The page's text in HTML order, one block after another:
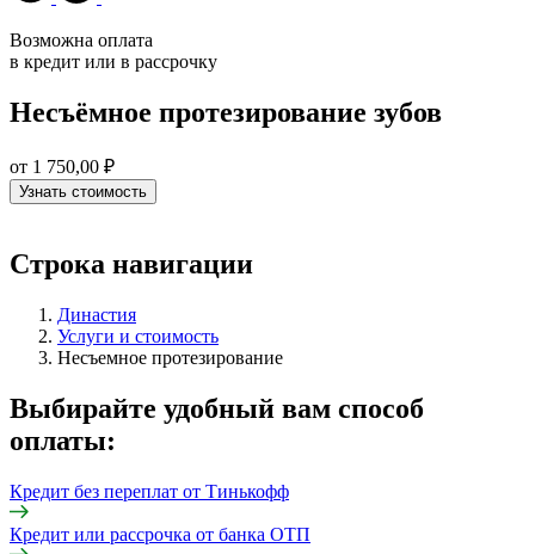
Возможна оплата
в кредит или в рассрочку
Несъёмное протезирование зубов
от 1 750,00 ₽
Узнать стоимость
Строка навигации
Династия
Услуги и стоимость
Несъемное протезирование
Выбирайте удобный вам способ
оплаты:
Кредит без переплат от Тинькофф
Кредит или рассрочка от банка ОТП